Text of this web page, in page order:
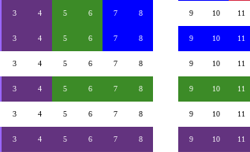
3 4 5 6 7 8 9 10 11
3 4 5 6 7 8 9 10 11
3 4 5 6 7 8 9 10 11
3 4 5 6 7 8 9 10 11
3 4 5 6 7 8 9 10 11
3 4 5 6 7 8 9 10 11